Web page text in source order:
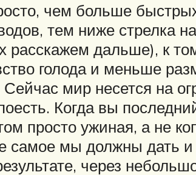
чем больше
тем ниже стрелка
расскажем дальше), к
голода и меньше
мир несется на
Когда вы
просто ужиная, а не
самое мы должны дать
через